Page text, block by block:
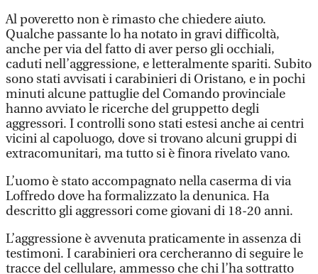
Al poveretto non è rimasto che chiedere aiuto.
Qualche passante lo ha notato in gravi difficoltà,
anche per via del fatto di aver perso gli occhiali,
caduti nell’aggressione, e letteralmente spariti. Subito
sono stati avvisati i carabinieri di Oristano, e in pochi
minuti alcune pattuglie del Comando provinciale
hanno avviato le ricerche del gruppetto degli
aggressori. I controlli sono stati estesi anche ai centri
vicini al capoluogo, dove si trovano alcuni gruppi di
extracomunitari, ma tutto si è finora rivelato vano.
L’uomo è stato accompagnato nella caserma di via
Loffredo dove ha formalizzato la denunica. Ha
descritto gli aggressori come giovani di 18-20 anni.
L’aggressione è avvenuta praticamente in assenza di
testimoni. I carabinieri ora cercheranno di seguire le
tracce del cellulare, ammesso che chi l’ha sottratto